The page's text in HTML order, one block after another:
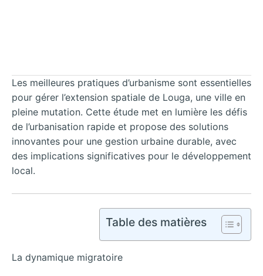
Les meilleures pratiques d’urbanisme sont essentielles
pour gérer l’extension spatiale de Louga, une ville en
pleine mutation. Cette étude met en lumière les défis
de l’urbanisation rapide et propose des solutions
innovantes pour une gestion urbaine durable, avec
des implications significatives pour le développement
local.
Table des matières
La dynamique migratoire